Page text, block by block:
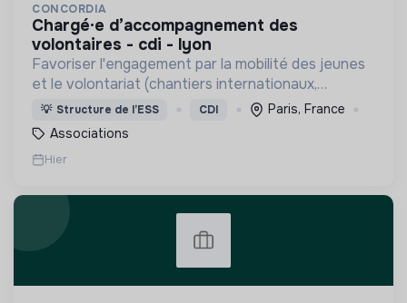
CONCORDIA
chargé·e d’accompagnement des
volontaires - cdi - lyon
Favoriser l'engagement par la mobilité des jeunes
et le volontariat (chantiers internationaux,
volontariats européens, Service Civique).
💡 Structure de l’ESS CDI
Paris, France
Associations
Hier